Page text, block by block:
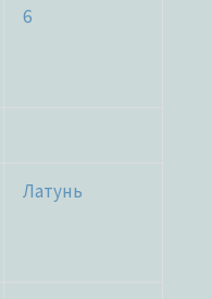
6
Латунь